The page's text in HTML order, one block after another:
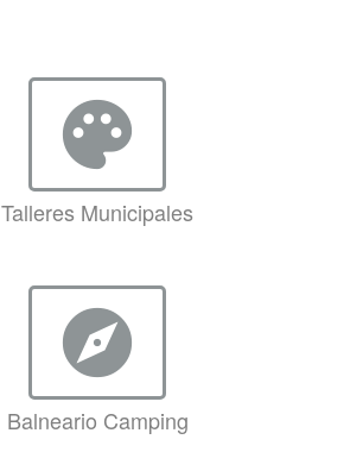
palette
Talleres Municipales
explore
Balneario Camping